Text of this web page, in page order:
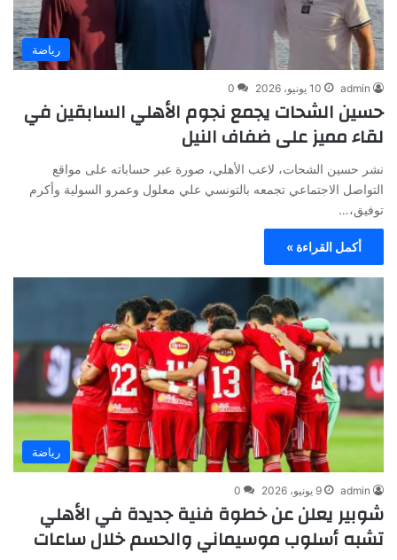
رياضة
admin 10 يونيو، 2026 0
حسين الشحات يجمع نجوم الأهلي السابقين في
لقاء مميز على ضفاف النيل
نشر حسين الشحات، لاعب الأهلي، صورة عبر حساباته على مواقع
التواصل الاجتماعي تجمعه بالتونسي علي معلول وعمرو السولية وأكرم
توفيق،…
أكمل القراءة »
رياضة
admin 9 يونيو، 2026 0
شوبير يعلن عن خطوة فنية جديدة في الأهلي
تشبه أسلوب موسيماني والحسم خلال ساعات